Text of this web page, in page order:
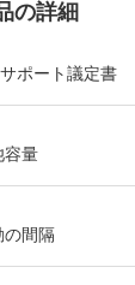
の詳細
ポート議定書
容量
の間隔